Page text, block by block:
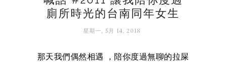
廁所時光的台南同年女生
星期一, 5月 14, 2018
那天我們偶然相遇 ，陪你度過無聊的拉屎